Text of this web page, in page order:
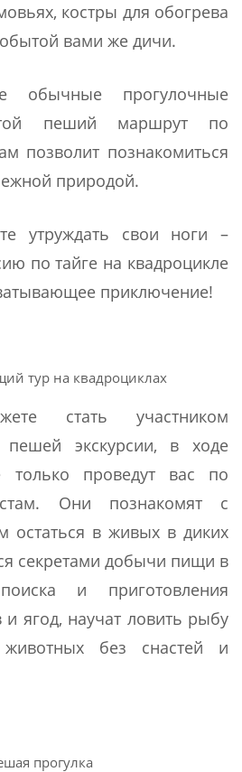
костры для обогрева
вами же дичи.
обычные прогулочные
пеший маршрут по
позволит познакомиться
природой.
утруждать свои ноги –
по тайге на квадроцикле
приключение!
тур на квадроциклах
стать участником
пешей экскурсии, в ходе
только проведут вас по
Они познакомят с
остаться в живых в диких
секретами добычи пищи в
и приготовления
ягод, научат ловить рыбу
без снастей и
прогулка